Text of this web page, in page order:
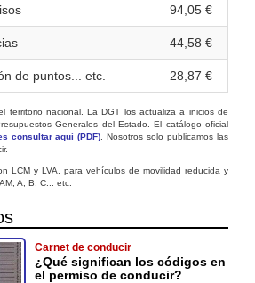
94,05 €
44,58 €
de puntos... etc. 28,87 €
territorio nacional. La DGT los actualiza a inicios de
Generales del Estado. El catálogo oficial
consultar aquí (PDF) . Nosotros solo publicamos las
LCM y LVA, para vehículos de movilidad reducida y
A, B, C... etc.
Carnet de conducir
¿Qué significan los códigos en
el permiso de conducir?